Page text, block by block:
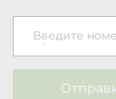
Введите